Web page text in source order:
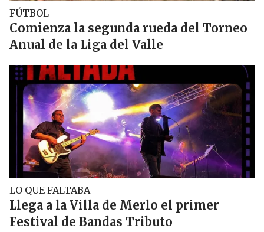
FÚTBOL
Comienza la segunda rueda del Torneo
Anual de la Liga del Valle
LO QUE FALTABA
Llega a la Villa de Merlo el primer
Festival de Bandas Tributo